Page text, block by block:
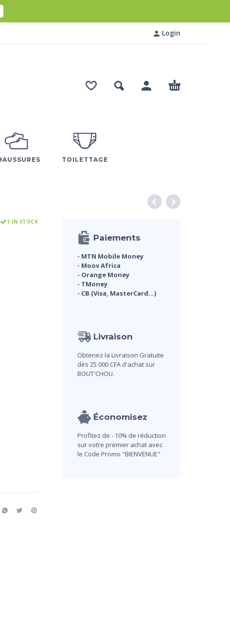
Login
TOILETTAGE
1 IN STOCK
Paiements
- MTN Mobile Money
- Moov Africa
- Orange Money
- TMoney
- CB (Visa, MasterCard...)
Livraison
Obtenez la Livraison Gratuite
dès 25 000 CFA d'achat sur
BOUT'CHOU.
Économisez
Profitez de - 10% de réduction
sur votre premier achat avec
le Code Promo "BIENVENUE"